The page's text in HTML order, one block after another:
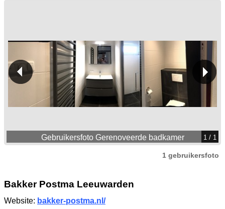
Gebruikersfoto Gerenoveerde badkamer 1 / 1
1 gebruikersfoto
Bakker Postma Leeuwarden
Website: bakker-postma.nl/